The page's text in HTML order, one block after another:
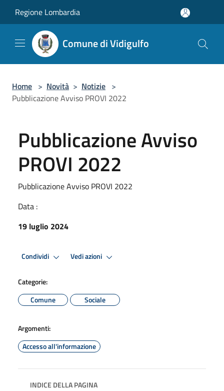
Regione Lombardia
Comune di Vidigulfo
Home > Novità > Notizie >
Pubblicazione Avviso PROVI 2022
Pubblicazione Avviso
PROVI 2022
Pubblicazione Avviso PROVI 2022
Data :
19 luglio 2024
Condividi Vedi azioni
Categorie:
Comune
Sociale
Argomenti:
Accesso all'informazione
INDICE DELLA PAGINA